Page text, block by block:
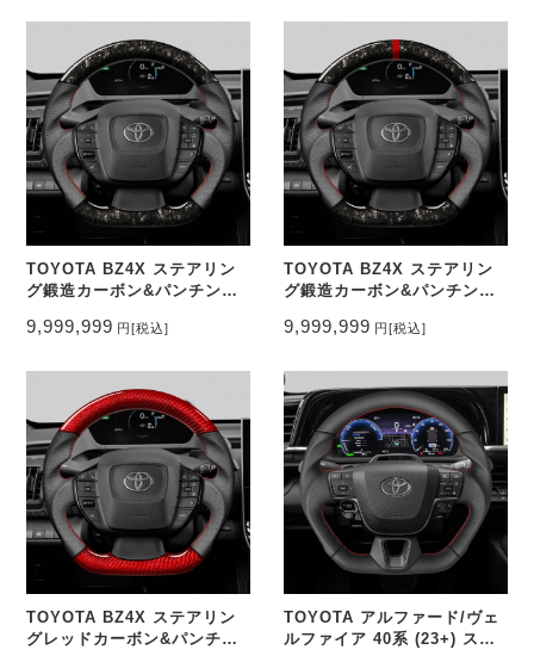
TOYOTA BZ4X ステアリン
グ鍛造カーボン&パンチング
CEEHOR-BZ4_FOC
9,999,999 円[税込]
TOYOTA BZ4X ステアリン
グ鍛造カーボン&パンチング
CEEHOR-BZ4_FOCO
9,999,999 円[税込]
TOYOTA BZ4X ステアリン
グレッドカーボン&パンチン
TOYOTA アルファード/ヴェ
ルファイア 40系 (23+) ステ